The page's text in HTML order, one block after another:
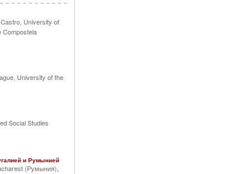
University of
Compostela
University of the
Social Studies
и Румынией
(Румыния),